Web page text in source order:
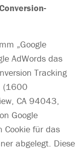
„Google
AdWords das
Tracking
(1600
CA 94043,
Google
Cookie für das
abgelegt. Diese